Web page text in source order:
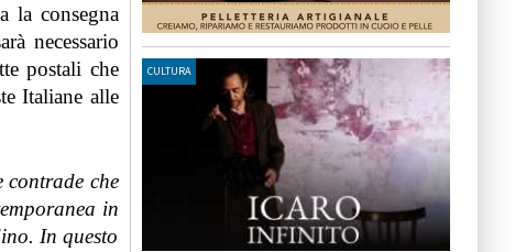
la consegna
necessario
postali che
Italiane alle
contrade che
in
In questo
CULTURA